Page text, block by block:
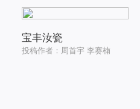
宝丰汝瓷
投稿作者：周首宇 李赛楠